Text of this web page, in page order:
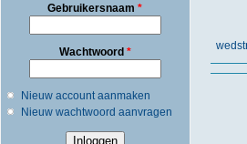
Gebruikersnaam*
Wachtwoord *
Nieuw account aanmaken
Nieuw wachtwoord aanvragen